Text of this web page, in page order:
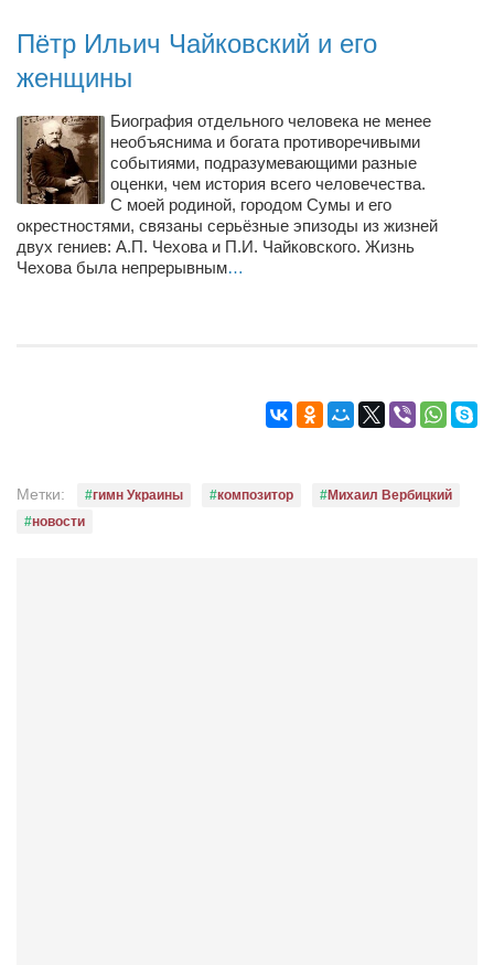
Фестиваль. Конкурс «Колибри» 2017
Конкурс «Колибри» 2016
Конкурс «Колибри» 2015
Конкурс «Колибри» 2014
Литературный конкурс «Я люблю Украину»
Конкурс «Колибри — детям!» 2014
Конкурс «Колибри» 2013
Пётр Ильич Чайковский и его
женщины
Биография отдельного человека не менее
необъяснима и богата противоречивыми
событиями, подразумевающими разные
оценки, чем история всего человечества.
С моей родиной, городом Сумы и его
окрестностями, связаны серьёзные эпизоды из жизней
двух гениев: А.П. Чехова и П.И. Чайковского. Жизнь
Чехова была непрерывным…
Метки: гимн Украины композитор
Михаил Вербицкий
новости